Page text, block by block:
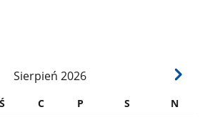
Sierpień 2026
Ś C P S N